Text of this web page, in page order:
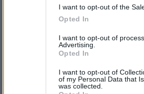
I want to opt-out of the
Opted In
I want to opt-out of
Advertising.
Opted In
I want to opt-out of
of my Personal Data that
was collected.